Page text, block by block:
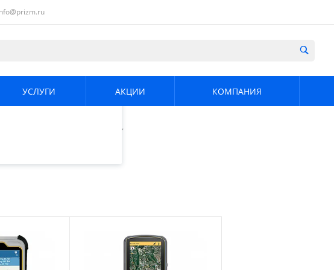
и
Продолжая
использования.
.
УСЛУГИ АКЦИИ КОМПАНИЯ